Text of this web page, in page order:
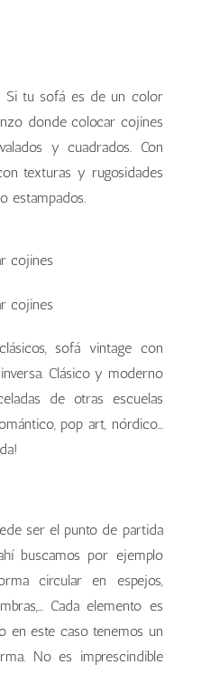
Si tu sofá es de un color
donde colocar cojines
y cuadrados. Con
texturas y rugosidades
estampados.
sofá vintage con
Clásico y moderno
de otras escuelas
pop art, nórdico…
ser el punto de partida
buscamos por ejemplo
circular en espejos,
Cada elemento es
en este caso tenemos un
No es imprescindible